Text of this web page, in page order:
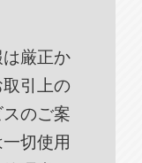
厳正か
引上の
のご案
切使用